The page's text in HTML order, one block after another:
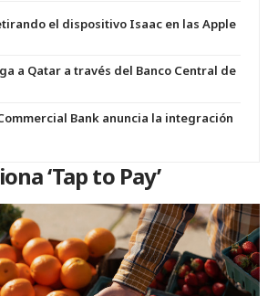
el dispositivo Isaac en las Apple
a Qatar a través del Banco Central de
Bank anuncia la integración
‘Tap to Pay’